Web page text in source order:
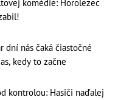
komédie: Horolezec
dní nás čaká čiastočné
kedy to začne
kontrolou: Hasiči naďalej